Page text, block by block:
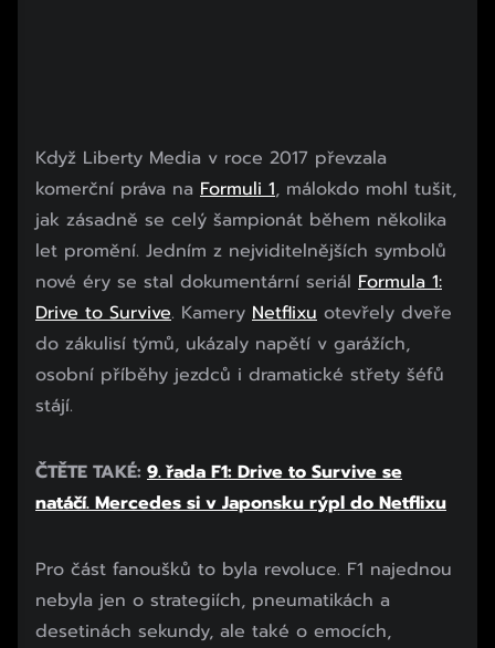
Když Liberty Media v roce 2017 převzala
komerční práva na Formuli 1, málokdo mohl tušit,
jak zásadně se celý šampionát během několika
let promění. Jedním z nejviditelnějších symbolů
nové éry se stal dokumentární seriál Formula 1:
Drive to Survive. Kamery Netflixu otevřely dveře
do zákulisí týmů, ukázaly napětí v garážích,
osobní příběhy jezdců i dramatické střety šéfů
stájí.
ČTĚTE TAKÉ: 9. řada F1: Drive to Survive se
natáčí. Mercedes si v Japonsku rýpl do Netflixu
Pro část fanoušků to byla revoluce. F1 najednou
nebyla jen o strategiích, pneumatikách a
desetinách sekundy, ale také o emocích,